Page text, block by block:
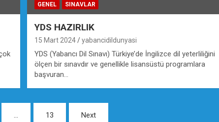
GENEL SINAVLAR
YDS HAZIRLIK
15 Mart 2024 yabancidildunyasi
YDS (Yabancı Dil Sınavı) Türkiye’de İngilizce dil yeterliliğini
ölçen bir sınavdır ve genellikle lisansüstü programlara
başvuran…
… 13 Next